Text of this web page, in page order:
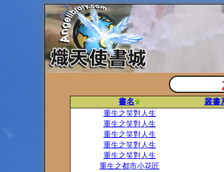
書名 叢書
重生之笑對人生
重生之笑對人生
重生之笑對人生
重生之笑對人生
重生之笑對人生
重生之都市小花匠